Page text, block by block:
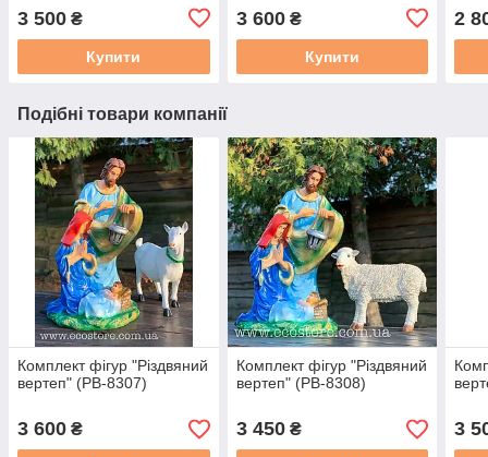
3 500 ₴
Купити
3 600₴
Купити
2
Подібні товари компанії
Комплект фігур "Різдвяний
вертеп" (РВ-8307)
3 600 ₴
Комплект фігур "Різдвяний
вертеп" (РВ-8308)
3 450₴ 3